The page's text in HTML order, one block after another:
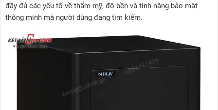
đầy đủ các yếu tố về thẩm mỹ, độ bền và tính năng bảo mật
thông minh mà người dùng đang tìm kiếm.